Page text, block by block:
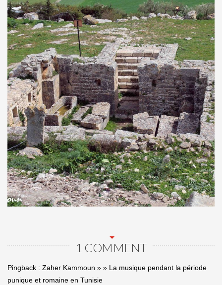
1 COMMENT
Pingback : Zaher Kammoun » » La musique pendant la période
punique et romaine en Tunisie